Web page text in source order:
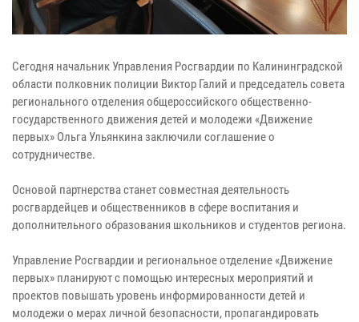
Сегодня начальник Управления Росгвардии по Калининградской
области полковник полиции Виктор Галий и председатель совета
регионального отделения общероссийского общественно-
государственного движения детей и молодежи «Движение
первых» Ольга Ульянкина заключили соглашение о
сотрудничестве.
Основой партнерства станет совместная деятельность
росгвардейцев и общественников в сфере воспитания и
дополнительного образования школьников и студентов региона.
Управление Росгвардии и региональное отделение «Движение
первых» планируют с помощью интересных мероприятий и
проектов повышать уровень информированности детей и
молодежи о мерах личной безопасности, пропагандировать